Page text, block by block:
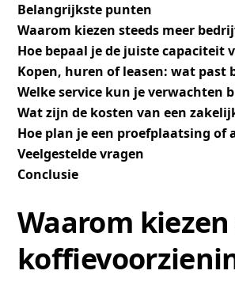
Belangrijkste punten
Waarom kiezen steeds meer
Hoe bepaal je de juiste capaciteit
Kopen, huren of leasen: wat
Welke service kun je verwachten
Wat zijn de kosten van een
Hoe plan je een proefplaatsing of
Veelgestelde vragen
Conclusie
Waarom